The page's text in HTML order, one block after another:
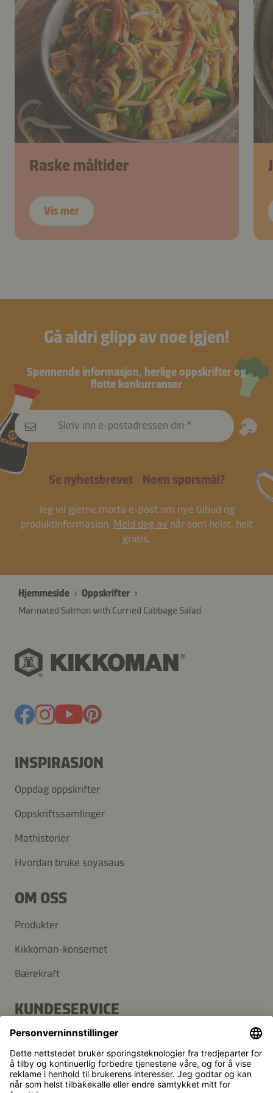
Raske måltider
Vis mer
Gå aldri glipp av noe igjen!
Spennende informasjon, herlige oppskrifter og
flotte konkurranser
Skriv inn e-postadressen din
Se nyhetsbrevet Noen spørsmål?
Jeg vil gjerne motta e-post om nye tilbud og
produktinformasjon. Meld deg av når som helst, helt
gratis.
Hjemmeside
Oppskrifter
Marinated Salmon with Curried Cabbage Salad
INSPIRASJON
Oppdag oppskrifter
Oppskriftssamlinger
Mathistorier
Hvordan bruke soyasaus
OM OSS
Produkter
Kikkoman-konsernet
Bærekraft
KUNDESERVICE
Vanlige spørsmål
Kontakt
Nyhetsbrev